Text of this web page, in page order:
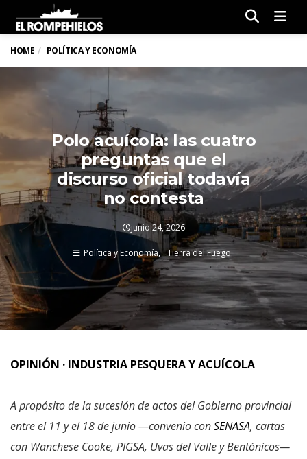
HOME POLÍTICA Y ECONOMÍA
Polo acuícola: las cuatro
preguntas que el
discurso oficial todavía
no contesta
junio 24, 2026
Política y Economía Tierra del Fuego
OPINIÓN · INDUSTRIA PESQUERA Y ACUÍCOLA
A propósito de la sucesión de actos del Gobierno provincial
entre el 11 y el 18 de junio —convenio conSENASA, cartas
con Wanchese Cooke, PIGSA, Uvas del Valle y Bentónicos—